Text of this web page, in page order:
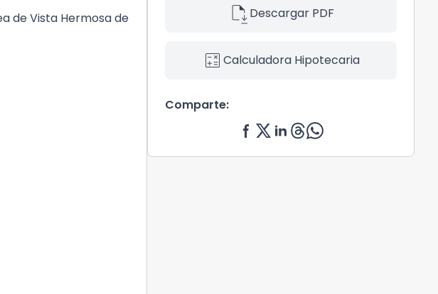
de Vista Hermosa de
file_saveDescargar PDF
calculate Calculadora Hipotecaria
Comparte: